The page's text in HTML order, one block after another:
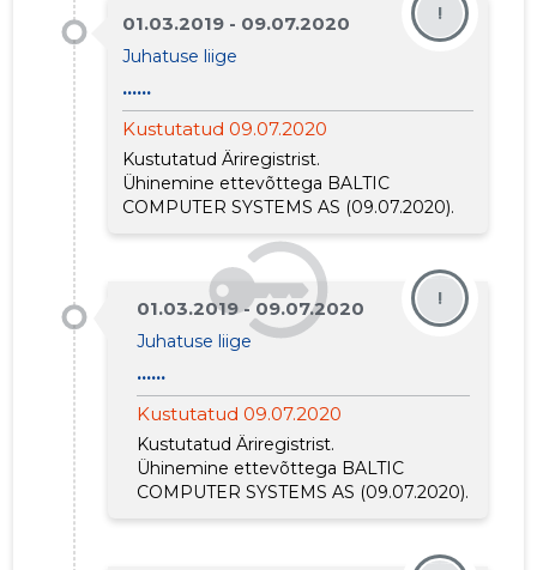
01.03.2019 - 09.07.2020
Juhatuse liige
......
Kustutatud 09.07.2020
Kustutatud Äriregistrist.
Ühinemine ettevõttega BALTIC
COMPUTER SYSTEMS AS (09.07.2020).
!
01.03.2019 - 09.07.2020
Juhatuse liige
......
Kustutatud 09.07.2020
Kustutatud Äriregistrist.
Ühinemine ettevõttega BALTIC
COMPUTER SYSTEMS AS (09.07.2020).
!